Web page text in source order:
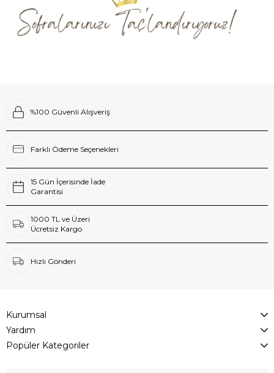
%100 Güvenli Alışveriş
Farklı Ödeme Seçenekleri
15 Gün İçerisinde İade
Garantisi
1000 TL ve Üzeri
Ücretsiz Kargo
Hızlı Gönderi
Kurumsal
Yardım
Popüler Kategoriler